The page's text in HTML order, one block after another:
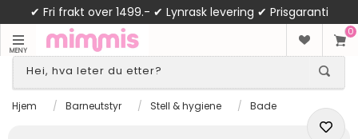
✔ Fri frakt over 1499.- ✔ Lynrask levering ✔ Prisgaranti
MENY
0
Hjem / Barneutstyr / Stell & hygiene / Bade